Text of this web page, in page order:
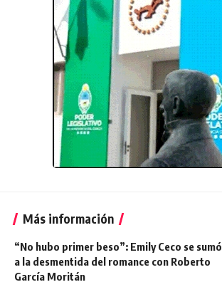
Más información
“No hubo primer beso”: Emily Ceco se sumó
a la desmentida del romance con Roberto
García Moritán